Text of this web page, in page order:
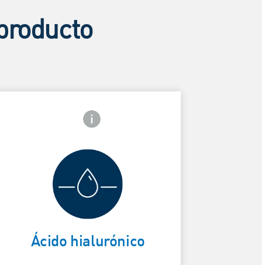
Icono de información frontal
Ácido hialurónico
Ayuda a
retener la
humedad
natural de la
piel